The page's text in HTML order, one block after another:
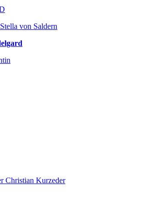
von Saldern
Christian Kurzeder